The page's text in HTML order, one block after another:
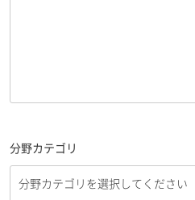
分野カテゴリ